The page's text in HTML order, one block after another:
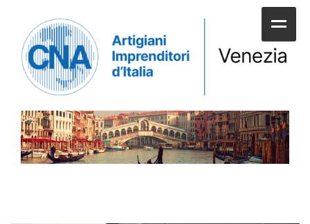
HOME
SERVIZI ALLE IMPRESE